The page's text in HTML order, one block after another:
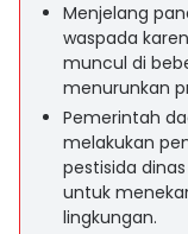
Menjelang
waspada
muncul di
menurunkan
Pemerintah
melakukan
pestisida
untuk
lingkungan.